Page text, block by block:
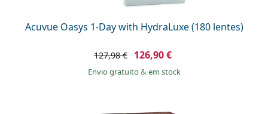
Acuvue Oasys 1-Day with HydraLuxe (180 lentes)
127,98 € 126,90 €
Envio gratuito& em stock